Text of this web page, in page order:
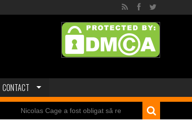
CONTACT
a fost obligat să restituie un craniu de dinozaur Mongoliei